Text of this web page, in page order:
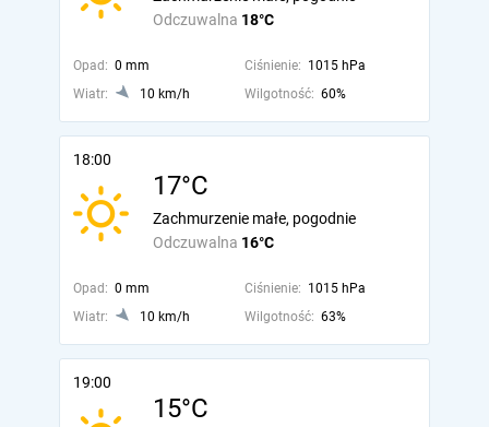
Odczuwalna 18°C
Opad: 0 mm Ciśnienie: 1015 hPa
Wiatr:
10 km/h Wilgotność: 60%
18:00
17°C
Odczuwalna 16°C
Zachmurzenie małe, pogodnie
Opad: 0 mm Ciśnienie: 1015 hPa
Wiatr:
10 km/h Wilgotność: 63%
19:00
15°C